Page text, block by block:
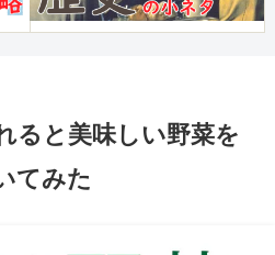
ると美味しい野菜を
てみた